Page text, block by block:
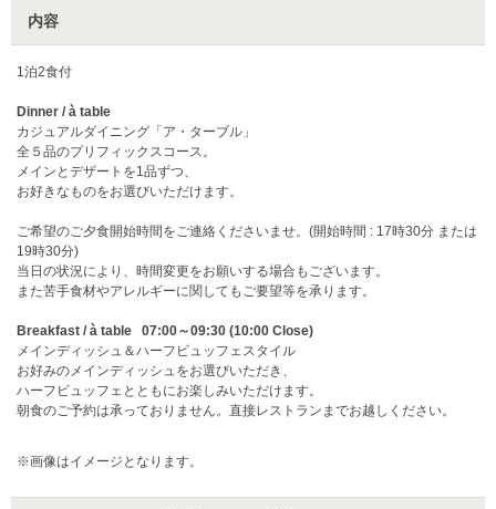
内容
1泊2食付
Dinner / à table
カジュアルダイニング「ア・ターブル」
全５品のプリフィックスコース。
メインとデザートを1品ずつ、
お好きなものをお選びいただけます。
ご希望のご夕食開始時間をご連絡くださいませ。(開始時間 : 17時30分 または
19時30分)
当日の状況により、時間変更をお願いする場合もございます。
また苦手食材やアレルギーに関してもご要望等を承ります。
Breakfast / à table 07:00～09:30 (10:00 Close)
メインディッシュ＆ハーフビュッフェスタイル
お好みのメインディッシュをお選びいただき、
ハーフビュッフェとともにお楽しみいただけます。
朝食のご予約は承っておりません。直接レストランまでお越しください。
※画像はイメージとなります。